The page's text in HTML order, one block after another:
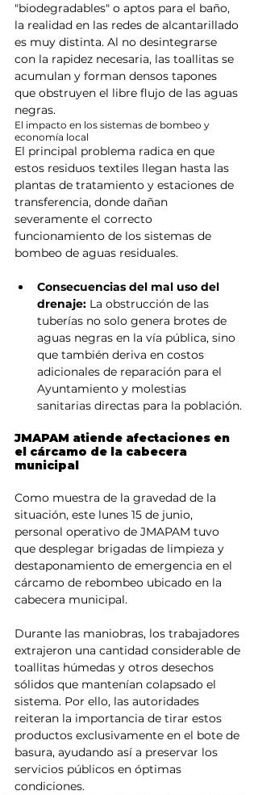
"biodegradables" o aptos para el baño,
la realidad en las redes de alcantarillado
es muy distinta. Al no desintegrarse
con la rapidez necesaria, las toallitas se
acumulan y forman densos tapones
que obstruyen el libre flujo de las aguas
negras.
El impacto en los sistemas de bombeo y
economía local
El principal problema radica en que
estos residuos textiles llegan hasta las
plantas de tratamiento y estaciones de
transferencia, donde dañan
severamente el correcto
funcionamiento de los sistemas de
bombeo de aguas residuales.
Consecuencias del mal uso del
drenaje: La obstrucción de las
tuberías no solo genera brotes de
aguas negras en la vía pública, sino
que también deriva en costos
adicionales de reparación para el
Ayuntamiento y molestias
sanitarias directas para la población.
JMAPAM atiende afectaciones en
el cárcamo de la cabecera
municipal
Como muestra de la gravedad de la
situación, este lunes 15 de junio,
personal operativo de JMAPAM tuvo
que desplegar brigadas de limpieza y
destaponamiento de emergencia en el
cárcamo de rebombeo ubicado en la
cabecera municipal.
Durante las maniobras, los trabajadores
extrajeron una cantidad considerable de
toallitas húmedas y otros desechos
sólidos que mantenían colapsado el
sistema. Por ello, las autoridades
reiteran la importancia de tirar estos
productos exclusivamente en el bote de
basura, ayudando así a preservar los
servicios públicos en óptimas
condiciones.